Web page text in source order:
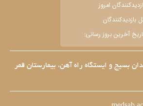
امروز
بازديدکنندگان
آخرین بروز رسانی:
بسیج و ایستگاه راه آهن، بیمارستان قمر